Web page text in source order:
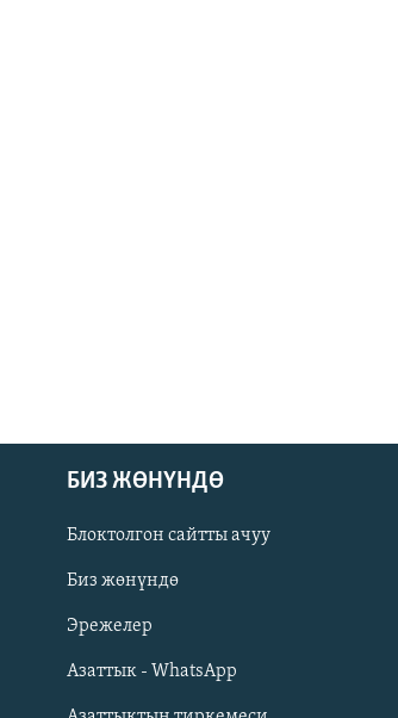
Русский
ОНЛАЙН ШЕРИНЕ
БИЗ ЖӨНҮНДӨ
Блоктолгон сайтты ачуу
Биз жөнүндө
Эрежелер
Азаттык - WhatsApp